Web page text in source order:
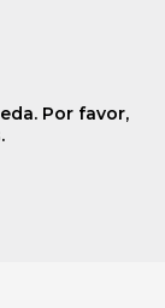
Por favor,